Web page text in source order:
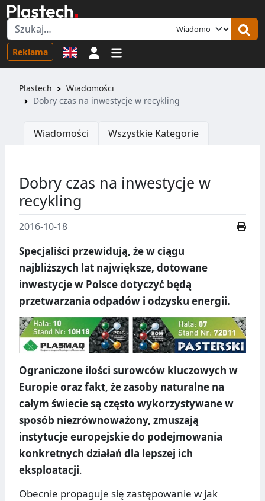
Reklama Logowanie
Plastech
Wiadomości
Dobry czas na inwestycje w recykling
Wiadomości Wszystkie Kategorie
Dobry czas na inwestycje w
recykling
2016-10-18
Specjaliści przewidują, że w ciągu
najbliższych lat największe, dotowane
inwestycje w Polsce dotyczyć będą
przetwarzania odpadów i odzysku energii.
Ograniczone ilości surowców kluczowych w
Europie oraz fakt, że zasoby naturalne na
całym świecie są często wykorzystywane w
sposób niezrównoważony, zmuszają
instytucje europejskie do podejmowania
konkretnych działań dla lepszej ich
eksploatacji.
Obecnie propaguje się zastępowanie w jak